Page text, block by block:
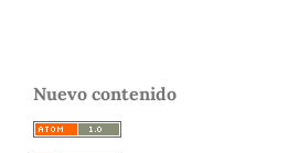
Nuevo contenido